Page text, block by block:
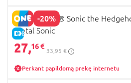
-20%
E-KAINA
77002 LEGO® Sonic the
Metal Sonic
27,16 €
33,95 €
Perkant papildomą prekę internetu